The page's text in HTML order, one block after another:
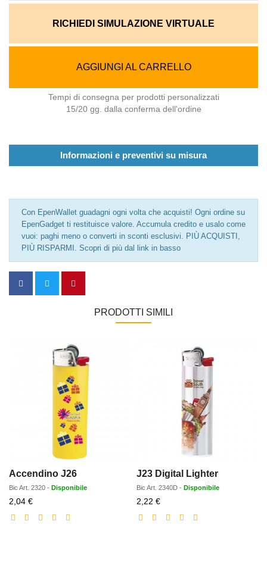
RICHIEDI SIMULAZIONE VIRTUALE
AGGIUNGI AL CARRELLO
Tempi di consegna per prodotti personalizzati
15/20 gg. dalla conferma dell'ordine
Informazioni e preventivi su misura
Con EpenWallet guadagni ogni volta che acquisti! Ogni ordine su
EpenGadget ti restituisce valore. Accumula credito e usalo come
vuoi: paghi meno o converti in sconti esclusivi. PIÙ ACQUISTI,
PIÙ RISPARMI. Scopri di più dal link in basso
PRODOTTI SIMILI
Accendino J26
Bic Art. 2320 - Disponibile
2,04 €Prezzo
scontato
J23 Digital Lighter
Bic Art. 2340D - Disponibile
2,22 €Prezzo
scontato